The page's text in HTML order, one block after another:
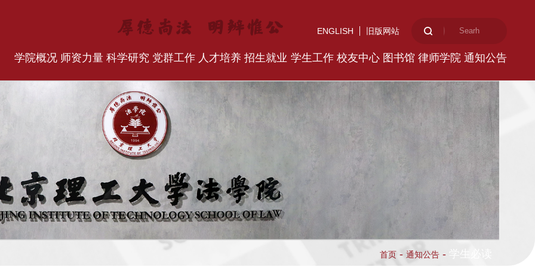
ENGLISH 旧版网站
学院概况 师资力量 科学研究 党群工作 人才培养 招生就业 学生工作 校友中心 图书馆 律师学院 通知公告
首页 - 通知公告 -